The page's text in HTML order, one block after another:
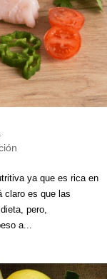
ya que es rica en
claro es que las
pero,
a...